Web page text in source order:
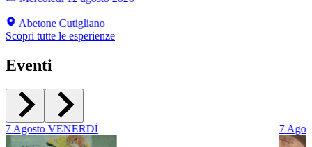
Abetone Cutigliano
Scopri tutte le esperienze
Eventi
7Agosto VENERDÌ 7